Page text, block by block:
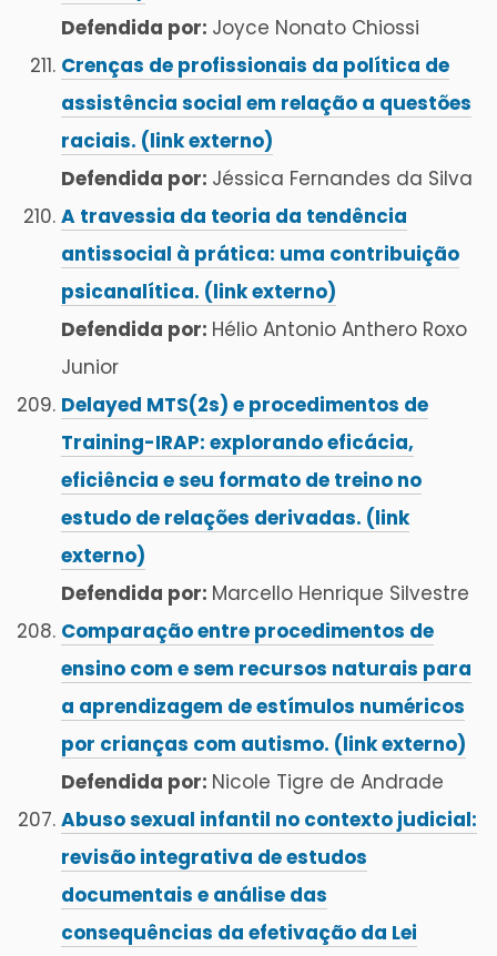
Defendida por: Joyce Nonato Chiossi
Crenças de profissionais da política de
assistência social em relação a questões
raciais. (link externo)
Defendida por: Jéssica Fernandes da Silva
A travessia da teoria da tendência
antissocial à prática: uma contribuição
psicanalítica. (link externo)
Defendida por: Hélio Antonio Anthero Roxo
Junior
Delayed MTS(2s) e procedimentos de
Training-IRAP: explorando eficácia,
eficiência e seu formato de treino no
estudo de relações derivadas. (link
externo)
Defendida por: Marcello Henrique Silvestre
Comparação entre procedimentos de
ensino com e sem recursos naturais para
a aprendizagem de estímulos numéricos
por crianças com autismo. (link externo)
Defendida por: Nicole Tigre de Andrade
Abuso sexual infantil no contexto judicial:
revisão integrativa de estudos
documentais e análise das
consequências da efetivação da Lei